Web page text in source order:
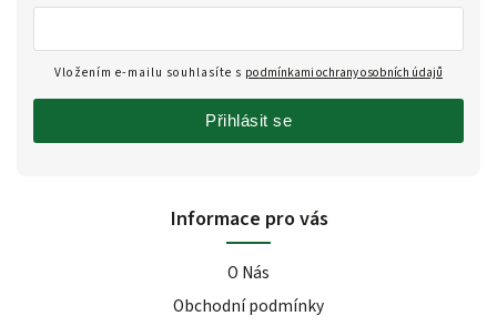
Informace pro vás
O Nás
Obchodní podmínky
Vložením e-mailu souhlasíte s podmínkami ochrany osobních údajů
Přihlásit se